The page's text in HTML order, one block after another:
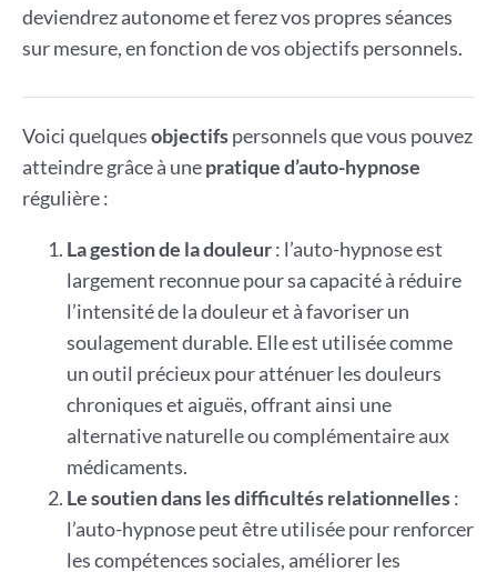
deviendrez autonome et ferez vos propres séances
sur mesure, en fonction de vos objectifs personnels.
Voici quelquesobjectifspersonnels que vous pouvez
atteindre grâce à unepratique d’auto-hypnose
régulière :
La gestion de la douleur: l’auto-hypnose est
largement reconnue pour sa capacité à réduire
l’intensité de la douleur et à favoriser un
soulagement durable. Elle est utilisée comme
un outil précieux pour atténuer les douleurs
chroniques et aiguës, offrant ainsi une
alternative naturelle ou complémentaire aux
médicaments.
Le soutien dans les difficultés relationnelles:
l’auto-hypnose peut être utilisée pour renforcer
les compétences sociales, améliorer les